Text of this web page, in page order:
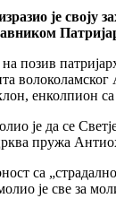
је
позив
енколпион
је да се
пружа
са
је све за